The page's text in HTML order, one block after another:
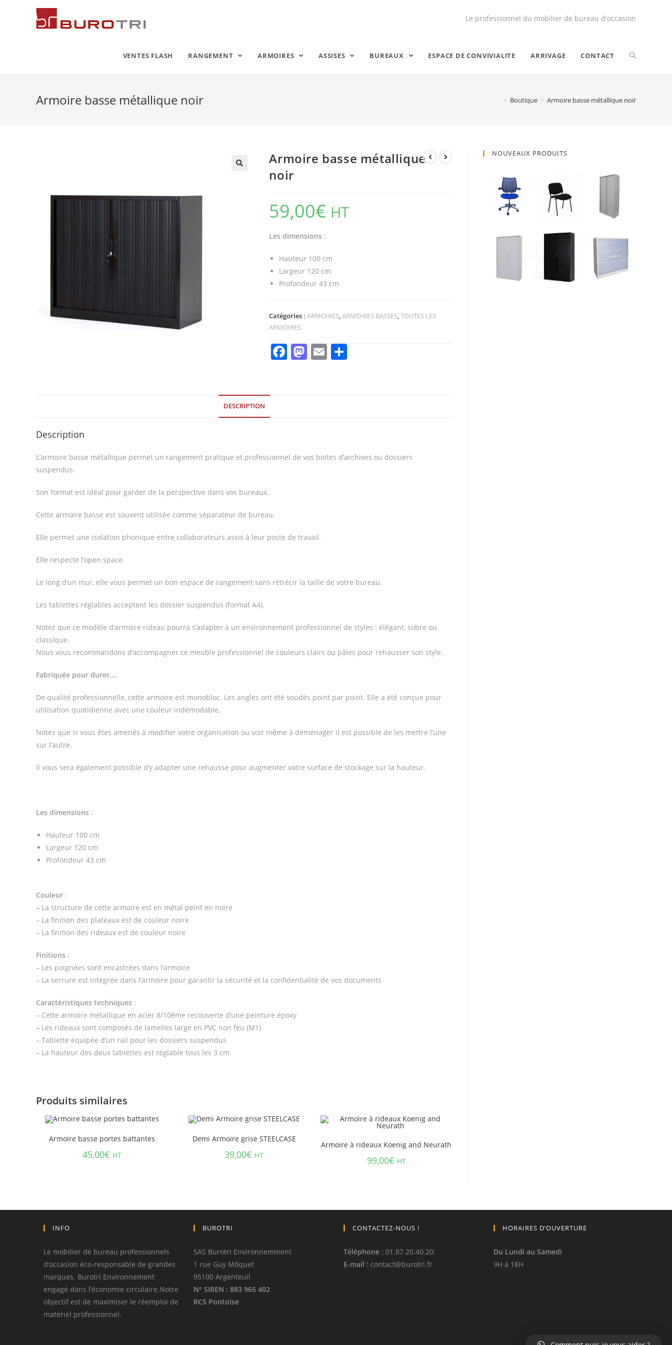
Le professionnel du mobilier de bureau d'occasion
VENTES FLASH RANGEMENT ARMOIRES ASSISES BUREAUX ESPACE DE CONVIVIALITE ARRIVAGE CONTACT
Armoire basse métallique noir > Boutique > Armoire basse métallique noir
Armoire basse métallique
noir
59,00€ HT
Les dimensions :
Hauteur 100 cm
Largeur 120 cm
Profondeur 43 cm
Catégories :ARMOIRES,ARMOIRES BASSES,TOUTES LES
ARMOIRES
F
k
M E
DESCRIPTION
Description
L’armoire basse métallique permet un rangement pratique et professionnel de vos boites d’archives ou dossiers
suspendus.
Son format est idéal pour garder de la perspective dans vos bureaux.
Cette armoire basse est souvent utilisée comme séparateur de bureau.
Elle permet une isolation phonique entre collaborateurs assis à leur poste de travail.
Elle respecte l’open space.
Le long d’un mur, elle vous permet un bon espace de rangement sans rétrécir la taille de votre bureau.
Les tablettes réglables acceptent les dossier suspendus (format A4).
Notez que ce modèle d’armoire rideau pourra s’adapter à un environnement professionnel de styles : élégant, sobre ou
classique.
Nous vous recommandons d’accompagner ce meuble professionnel de couleurs clairs ou pâles pour rehausser son style.
Fabriquée pour durer….
De qualité professionnelle, cette armoire est monobloc. Les angles ont été soudés point par point. Elle a été conçue pour
utilisation quotidienne avec une couleur indémodable.
Notez que si vous êtes amenés à modifier votre organisation ou voir même à déménager il est possible de les mettre l’une
sur l’autre.
Il vous sera également possible d’y adapter une rehausse pour augmenter votre surface de stockage sur la hauteur.
Les dimensions :
Hauteur 100 cm
Largeur 120 cm
Profondeur 43 cm
Couleur :
– La structure de cette armoire est en métal peint en noire
– La finition des plateaux est de couleur noire
– La finition des rideaux est de couleur noire
Finitions :
– Les poignées sont encastrées dans l’armoire
– La serrure est intégrée dans l’armoire pour garantir la sécurité et la confidentialité de vos documents
Caractéristiques techniques :
– Cette armoire métallique en acier 8/10ème recouverte d’une peinture époxy
– Les rideaux sont composés de lamelles large en PVC non feu (M1)
– Tablette équipée d’un rail pour les dossiers suspendus
– La hauteur des deux tablettes est réglable tous les 3 cm
Produits similaires
Armoire basse portes battantes
45,00€ HT
Demi Armoire grise STEELCASE
39,00€ HT
Armoire à rideaux Koenig and Neurath
99,00€ HT
NOUVEAUX PRODUITS
INFO
Le mobilier de bureau professionnels
d’occasion éco-responsable de grandes
marques. Burotri Environnement
engagé dans l’économie circulaire.Notre
objectif est de maximiser le réemploi de
matériel professionnel.
BUROTRI
SAS Burotri Environnemment
1 rue Guy Môquet
95100 Argenteuil
N° SIREN : 883 965 402
RCS Pontoise
CONTACTEZ-NOUS !
Téléphone : 01.87.20.40.20.
E-mail : contact@burotri.fr
HORAIRES D’OUVERTURE
Du Lundi au Samedi
9H à 18H